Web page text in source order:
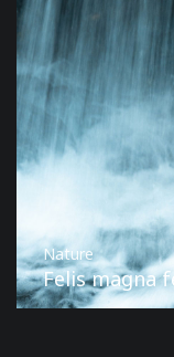
Nature
Felis magna